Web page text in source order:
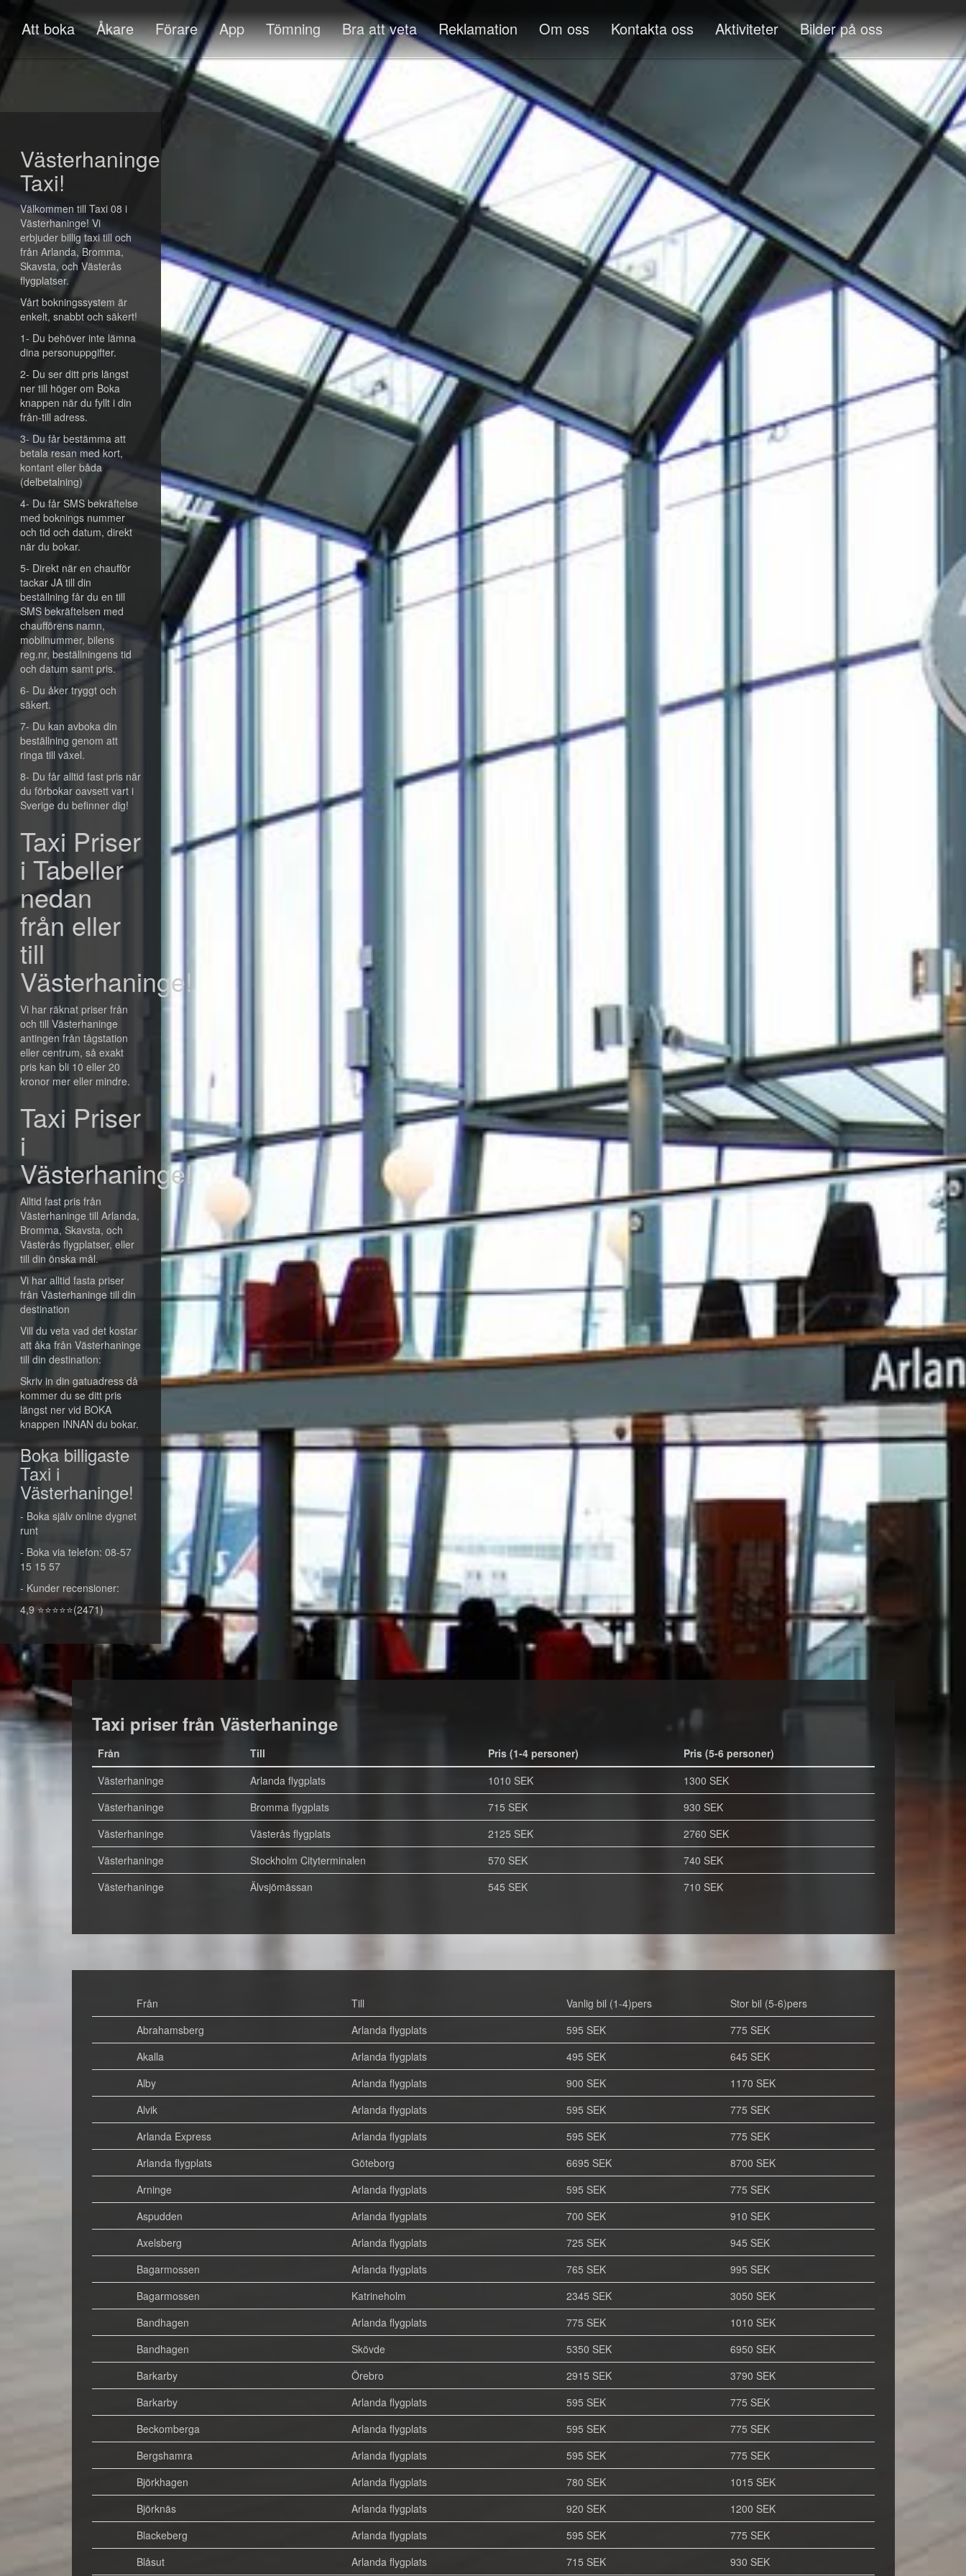
Att boka Åkare Förare App Tömning Bra att veta Reklamation Om oss Kontakta oss Aktiviteter Bilder på oss
Västerhaninge
Taxi!
Välkommen till Taxi 08 i
Västerhaninge! Vi
erbjuder billig taxi till och
från Arlanda, Bromma,
Skavsta, och Västerås
flygplatser.
Vårt bokningssystem är
enkelt, snabbt och säkert!
1- Du behöver inte lämna
dina personuppgifter.
2- Du ser ditt pris längst
ner till höger om Boka
knappen när du fyllt i din
från-till adress.
3- Du får bestämma att
betala resan med kort,
kontant eller båda
(delbetalning)
4- Du får SMS bekräftelse
med boknings nummer
och tid och datum, direkt
när du bokar.
5- Direkt när en chaufför
tackar JA till din
beställning får du en till
SMS bekräftelsen med
chaufförens namn,
mobilnummer, bilens
reg.nr, beställningens tid
och datum samt pris.
6- Du åker tryggt och
säkert.
7- Du kan avboka din
beställning genom att
ringa till växel.
8- Du får alltid fast pris när
du förbokar oavsett vart i
Sverige du befinner dig!
Taxi Priser
i Tabeller
nedan
från eller
till
Västerhaninge!
Vi har räknat priser från
och till Västerhaninge
antingen från tågstation
eller centrum, så exakt
pris kan bli 10 eller 20
kronor mer eller mindre.
Taxi Priser
i
Västerhaninge!
Alltid fast pris från
Västerhaninge till Arlanda,
Bromma, Skavsta, och
Västerås flygplatser, eller
till din önska mål.
Vi har alltid fasta priser
från Västerhaninge till din
destination
Vill du veta vad det kostar
att åka från Västerhaninge
till din destination:
Skriv in din gatuadress då
kommer du se ditt pris
längst ner vid BOKA
knappen INNAN du bokar.
Boka billigaste
Taxi i
Västerhaninge!
- Boka själv online dygnet
runt
- Boka via telefon: 08-57
15 15 57
- Kunder recensioner:
4,9 ⭐⭐⭐⭐⭐(2471)
Taxi priser från Västerhaninge
Från Till Pris (1-4 personer)
Pris (5-6 personer)
Västerhaninge
Arlanda flygplats 1010 SEK
1300 SEK
Västerhaninge
Bromma flygplats 715 SEK
930 SEK
Västerhaninge
Västerås flygplats 2125 SEK
2760 SEK
Västerhaninge
Stockholm Cityterminalen 570 SEK
740 SEK
Västerhaninge
Älvsjömässan 545 SEK 710 SEK
Från Till Vanlig bil (1-4)pers
Stor bil (5-6)pers
Abrahamsberg
Arlanda flygplats 595 SEK
775 SEK
Akalla
Arlanda flygplats 495 SEK
645 SEK
Alby
Arlanda flygplats 900 SEK
1170 SEK
Alvik
Arlanda flygplats 595 SEK
775 SEK
Arlanda Express
Arlanda flygplats 595 SEK
775 SEK
Arlanda flygplats
Göteborg 6695 SEK
8700 SEK
Arninge
Arlanda flygplats 595 SEK
775 SEK
Aspudden
Arlanda flygplats 700 SEK
910 SEK
Axelsberg
Arlanda flygplats 725 SEK
945 SEK
Bagarmossen
Arlanda flygplats 765 SEK
995 SEK
Bagarmossen
Katrineholm 2345 SEK
3050 SEK
Bandhagen
Arlanda flygplats 775 SEK
1010 SEK
Bandhagen
Skövde 5350 SEK
6950 SEK
Barkarby
Örebro 2915 SEK
3790 SEK
Barkarby
Arlanda flygplats 595 SEK
775 SEK
Beckomberga
Arlanda flygplats 595 SEK
775 SEK
Bergshamra
Arlanda flygplats 595 SEK
775 SEK
Björkhagen
Arlanda flygplats 780 SEK
1015 SEK
Björknäs
Arlanda flygplats 920 SEK
1200 SEK
Blackeberg
Arlanda flygplats 595 SEK
775 SEK
Blåsut
Arlanda flygplats 715 SEK 930 SEK